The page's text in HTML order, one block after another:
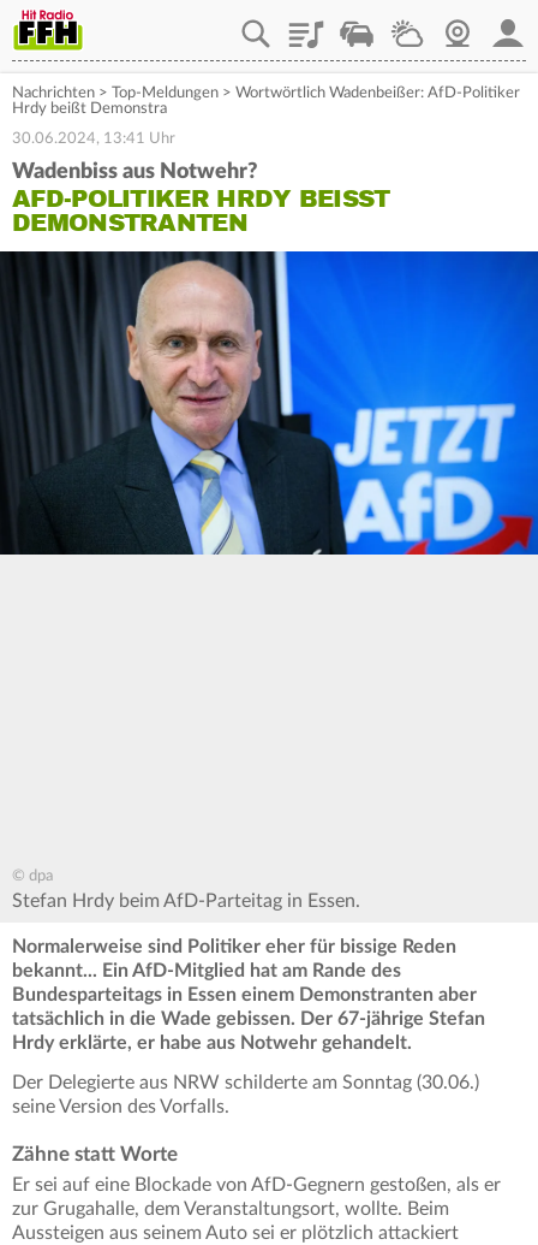
PlaylistStaupilotWetterWebcam
Nachrichten > Top-Meldungen > Wortwörtlich Wadenbeißer: AfD-Politiker
Hrdy beißt Demonstra
30.06.2024, 13:41 Uhr
Wadenbiss aus Notwehr?
AFD-POLITIKER HRDY BEISST D
EMONSTRANTEN
© dpa
Stefan Hrdy beim AfD-Parteitag in Essen.
Normalerweise sind Politiker eher für bissige Reden
bekannt... Ein AfD-Mitglied hat am Rande des
Bundesparteitags in Essen einem Demonstranten aber
tatsächlich in die Wade gebissen. Der 67-jährige Stefan
Hrdy erklärte, er habe aus Notwehr gehandelt.
Der Delegierte aus NRW schilderte am Sonntag (30.06.)
seine Version des Vorfalls.
Zähne statt Worte
Er sei auf eine Blockade von AfD-Gegnern gestoßen, als er
zur Grugahalle, dem Veranstaltungsort, wollte. Beim
Aussteigen aus seinem Auto sei er plötzlich attackiert